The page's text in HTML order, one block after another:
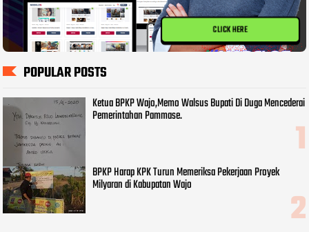
CLICK HERE
POPULAR POSTS
Ketua BPKP Wajo,Memo Walsus Bupati Di Duga Mencederai
Pemerintahan Pammase.
BPKP Harap KPK Turun Memeriksa Pekerjaan Proyek
Milyaran di Kabupatan Wajo